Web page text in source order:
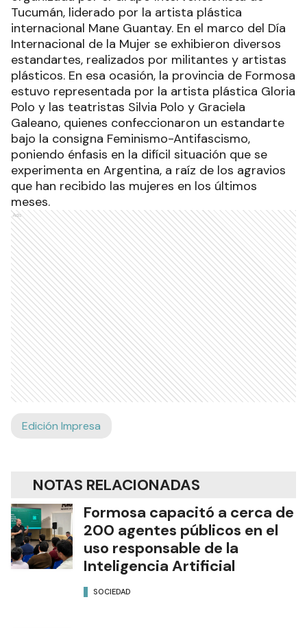
Tucumán, liderado por la artista plástica
internacional Mane Guantay. En el marco del Día
Internacional de la Mujer se exhibieron diversos
estandartes, realizados por militantes y artistas
plásticos. En esa ocasión, la provincia de Formosa
estuvo representada por la artista plástica Gloria
Polo y las teatristas Silvia Polo y Graciela
Galeano, quienes confeccionaron un estandarte
bajo la consigna Feminismo-Antifascismo,
poniendo énfasis en la difícil situación que se
experimenta en Argentina, a raíz de los agravios
que han recibido las mujeres en los últimos
meses.
Ads
Edición Impresa
NOTAS RELACIONADAS
Formosa capacitó a cerca de
200 agentes públicos en el
uso responsable de la
Inteligencia Artificial
SOCIEDAD